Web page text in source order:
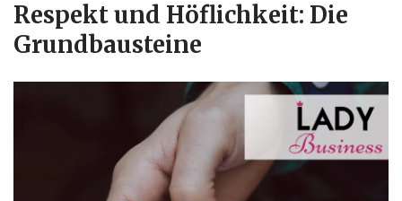
Respekt und Höflichkeit: Die
Grundbausteine